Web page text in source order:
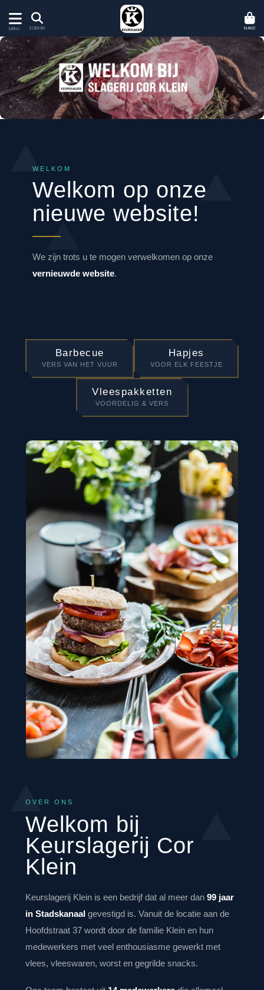
MENU ZOEKEN MAND
WELKOM
Welkom op onze
nieuwe website!
We zijn trots u te mogen verwelkomen op onze
vernieuwde website.
Barbecue
VERS VAN HET VUUR
Hapjes
VOOR ELK FEESTJE
Vleespakketten
VOORDELIG & VERS
OVER ONS
Welkom bij
Keurslagerij Cor
Klein
Keurslagerij Klein is een bedrijf dat al meer dan 99 jaar
in Stadskanaal gevestigd is. Vanuit de locatie aan de
Hoofdstraat 37 wordt door de familie Klein en hun
medewerkers met veel enthousiasme gewerkt met
vlees, vleeswaren, worst en gegrilde snacks.